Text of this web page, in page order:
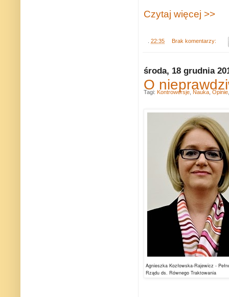
Czytaj więcej >>
. 22:35 Brak komentarzy:
środa, 18 grudnia
O
Agnieszka Kozłowska-Rajewicz -
Rządu ds. Równego Traktowania
Tagi: Kontrowersje Nauka Opinie